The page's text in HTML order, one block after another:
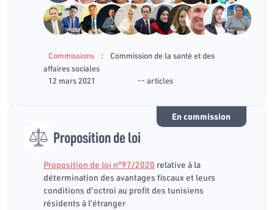
Commissions :
Commission de la santé et des
affaires sociales
12 mars 2021
-- articles
En commission
Proposition de loi
Proposition de loi n°97/2020 relative à la
détermination des avantages fiscaux et leurs
conditions d'octroi au profit des tunisiens
résidents à l’étranger